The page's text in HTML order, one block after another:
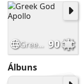
Greek God Apollo 90
Álbuns